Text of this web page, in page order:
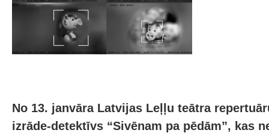
No 13. janvāra Latvijas Leļļu teātra
izrāde-detektīvs “Sivēnam pa pēdām”, kas